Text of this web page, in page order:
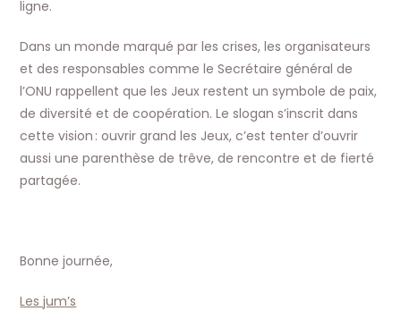
ligne.
Dans un monde marqué par les crises, les organisateurs
et des responsables comme le Secrétaire général de
l’ONU rappellent que les Jeux restent un symbole de paix,
de diversité et de coopération. Le slogan s’inscrit dans
cette vision : ouvrir grand les Jeux, c’est tenter d’ouvrir
aussi une parenthèse de trêve, de rencontre et de fierté
partagée.
Bonne journée,
Les jum’s